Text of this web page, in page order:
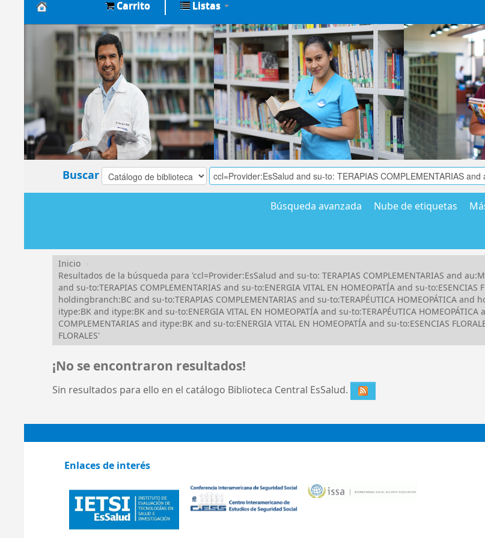
Biblioteca
Central
EsSalud
Carrito Listas
Buscar
Búsqueda avanzada Nube de etiquetas
Inicio
Resultados de la búsqueda para 'ccl=Provider:EsSalud and su-to: TERAPIAS COMPLEMENTARIAS and
and su-to:TERAPIAS COMPLEMENTARIAS and su-to:ENERGIA VITAL EN HOMEOPATÍA and su-
holdingbranch:BC and su-to:TERAPIAS COMPLEMENTARIAS and su-to:TERAPÉUTICA HOMEOPÁTICA
itype:BK and itype:BK and su-to:ENERGIA VITAL EN HOMEOPATÍA and su-to:TERAPÉUTICA
COMPLEMENTARIAS and itype:BK and su-to:ENERGIA VITAL EN HOMEOPATÍA and su-to:ESENCIAS
FLORALES'
¡No se encontraron resultados!
Sin resultados para ello en el catálogo Biblioteca Central EsSalud.
Enlaces de interés